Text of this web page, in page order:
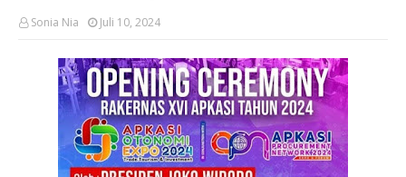
Sonia Nia Juli 10, 2024